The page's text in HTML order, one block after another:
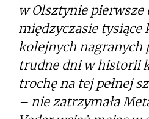
w Olsztynie pierwsze
międzyczasie
kolejnych nagranych
trudne dni w historii
trochę na tej pełnej
– nie zatrzymała